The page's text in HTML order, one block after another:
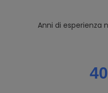
Anni di esperienza